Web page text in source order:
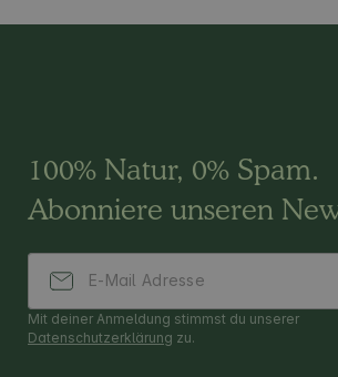
100% Natur, 0% Spam.
Abonniere unseren
Mit deiner Anmeldung stimmst du unserer
Datenschutzerklärung zu.